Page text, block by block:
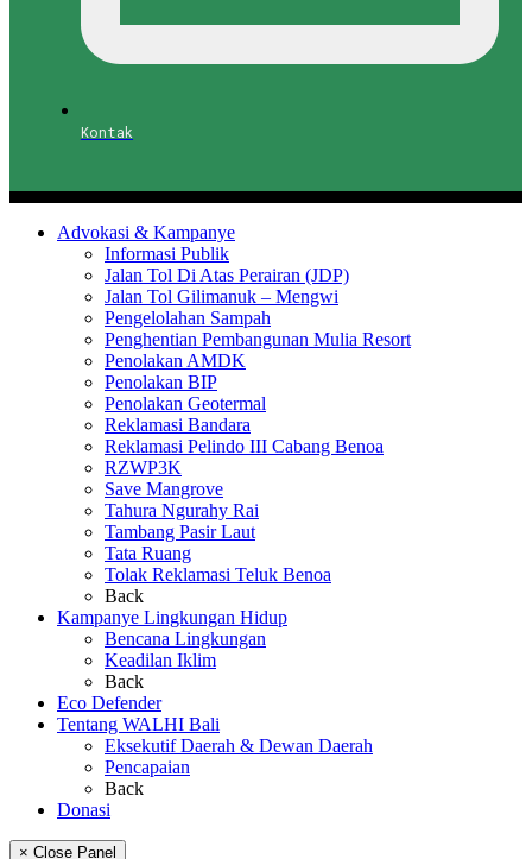
Kontak
Advokasi & Kampanye
Informasi Publik
Jalan Tol Di Atas Perairan (JDP)
Jalan Tol Gilimanuk – Mengwi
Pengelolahan Sampah
Penghentian Pembangunan Mulia Resort
Penolakan AMDK
Penolakan BIP
Penolakan Geotermal
Reklamasi Bandara
Reklamasi Pelindo III Cabang Benoa
RZWP3K
Save Mangrove
Tahura Ngurahy Rai
Tambang Pasir Laut
Tata Ruang
Tolak Reklamasi Teluk Benoa
Back
Kampanye Lingkungan Hidup
Bencana Lingkungan
Keadilan Iklim
Back
Eco Defender
Tentang WALHI Bali
Eksekutif Daerah & Dewan Daerah
Pencapaian
Back
Donasi
× Close Panel